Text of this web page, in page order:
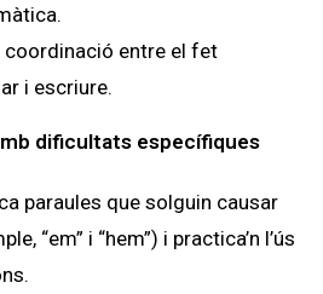
coordinació entre el fet
i escriure.
dificultats específiques
paraules que solguin causar
“em” i “hem”) i practica’n l’ús